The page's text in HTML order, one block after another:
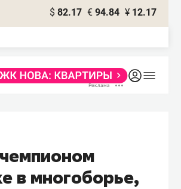
$ 82.17 € 94.84 ¥ 12.17
в многоборье,